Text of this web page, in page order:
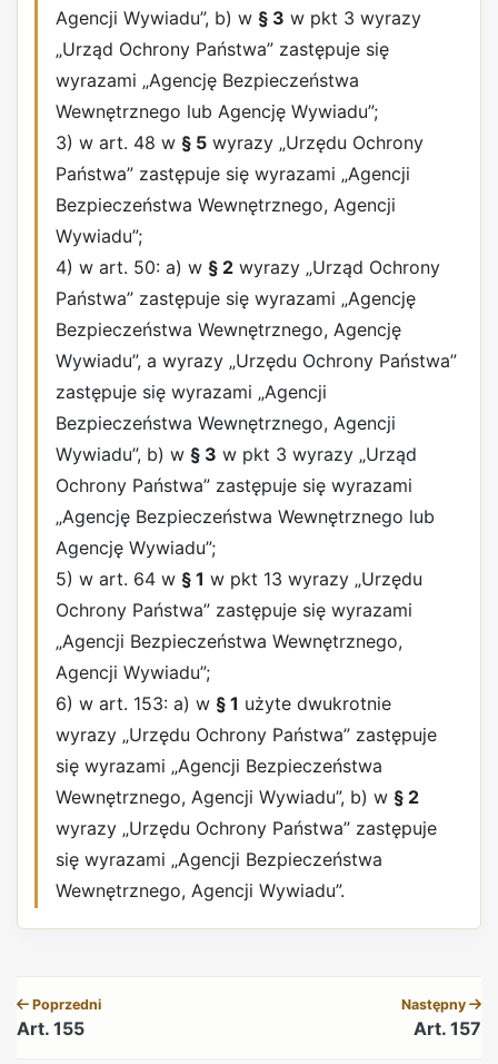
Agencji Wywiadu”, b) w § 3 w pkt 3 wyrazy
„Urząd Ochrony Państwa” zastępuje się
wyrazami „Agencję Bezpieczeństwa
Wewnętrznego lub Agencję Wywiadu”;
3) w art. 48 w § 5 wyrazy „Urzędu Ochrony
Państwa” zastępuje się wyrazami „Agencji
Bezpieczeństwa Wewnętrznego, Agencji
Wywiadu”;
4) w art. 50: a) w § 2 wyrazy „Urząd Ochrony
Państwa” zastępuje się wyrazami „Agencję
Bezpieczeństwa Wewnętrznego, Agencję
Wywiadu”, a wyrazy „Urzędu Ochrony Państwa”
zastępuje się wyrazami „Agencji
Bezpieczeństwa Wewnętrznego, Agencji
Wywiadu”, b) w § 3 w pkt 3 wyrazy „Urząd
Ochrony Państwa” zastępuje się wyrazami
„Agencję Bezpieczeństwa Wewnętrznego lub
Agencję Wywiadu”;
5) w art. 64 w § 1 w pkt 13 wyrazy „Urzędu
Ochrony Państwa” zastępuje się wyrazami
„Agencji Bezpieczeństwa Wewnętrznego,
Agencji Wywiadu”;
6) w art. 153: a) w § 1 użyte dwukrotnie
wyrazy „Urzędu Ochrony Państwa” zastępuje
się wyrazami „Agencji Bezpieczeństwa
Wewnętrznego, Agencji Wywiadu”, b) w § 2
wyrazy „Urzędu Ochrony Państwa” zastępuje
się wyrazami „Agencji Bezpieczeństwa
Wewnętrznego, Agencji Wywiadu”.
Poprzedni
Art. 155
Następny
Art. 157